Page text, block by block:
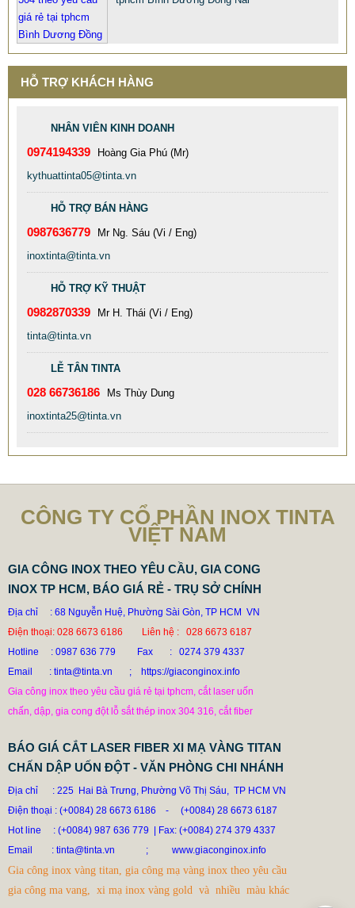
TINTA XƯỞNG GIA CÔNG BỒN CÔNG NGHIỆP INOX 304
CHẤT LƯỢNG CAO
DÙ AI NÓI NGÃ NẰM NGHIÊNG, NGƯỜI MUA VẪN CỨ
ĐẶT BỒN TINTA
SP: XUONG GIA CONG BON CONG NGHIEP INOX TINTA
HỖ TRỢ KHÁCH HÀNG
NHÂN VIÊN KINH DOANH
0974194339
Hoàng Gia Phú (Mr)
kythuattinta05@tinta.vn
HỖ TRỢ BÁN HÀNG
0987636779
Mr Ng. Sáu (Vi / Eng)
inoxtinta@tinta.vn
HỖ TRỢ KỸ THUẬT
0982870339
Mr H. Thái (Vi / Eng)
tinta@tinta.vn
LỄ TÂN TINTA
028 66736186
Ms Thùy Dung
inoxtinta25@tinta.vn
CÔNG TY CỔ PHẦN INOX TINTA
VIỆT NAM
GIA CÔNG INOX THEO YÊU CẦU, GIA CONG
INOX TP HCM, BÁO GIÁ RẺ - TRỤ SỞ CHÍNH
Địa chỉ : 68 Nguyễn Huệ, Phường Sài Gòn, TP HCM VN
Điện thoại: 028 6673 6186 Liên hệ : 028 6673 6187
Hotline
: 0987 636 779 Fax : 0274 379 4337
Email : tinta@tinta.vn ; https://giaconginox.info
Gia công inox theo yêu cầu giá rẻ tại tphcm, cắt laser uốn
chấn, dập, gia cong đột lỗ sắt thép inox 304 316, cắt fiber
BÁO GIÁ CẮT LASER FIBER XI MẠ VÀNG TITAN
CHẤN DẬP UỐN ĐỘT - VĂN PHÒNG CHI NHÁNH
Địa chỉ : 225 Hai Bà Trưng, Phường Võ Thị Sáu, TP HCM VN
Điện thoại : (+0084) 28 6673 6186
-
(+0084) 28 6673 6187
Hot line
: (+0084) 987 636 779 | Fax: (+0084) 274 379 4337
Email
: tinta@tinta.vn ; www.giaconginox.info
Gia công inox vàng titan, gia công mạ vàng inox theo yêu cầu
gia công ma vang, xi mạ inox vàng gold và nhiều màu khác